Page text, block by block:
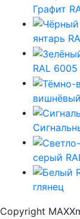
Графит
янтарь
RAL 6005
серый
глянец
Copyright